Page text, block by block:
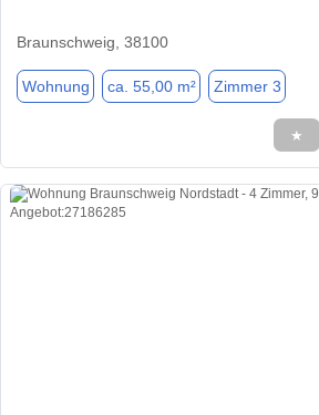
Braunschweig, 38100
Wohnung ca. 55,00 m² Zimmer 3
★